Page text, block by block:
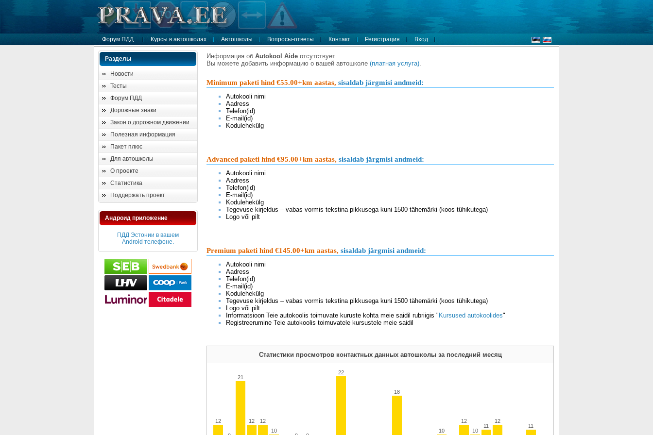
Форум ПДД Курсы в автошколах Автошколы Вопросы-ответы Контакт Регистрация Вход
Разделы
Новости
Тесты
Форум ПДД
Дорожные знаки
Закон о дорожном движении
Полезная информация
Пакет плюс
Для автошколы
О проекте
Статистика
Поддержать проект
Андроид приложение
ПДД Эстонии в вашем
Android телефоне.
Информация об Autokool Aide отсутствует.
Вы можете добавить информацию о вашей автошколе (платная услуга).
Minimum paketi hind €55.00+km aastas, sisaldab järgmisi andmeid:
Autokooli nimi
Aadress
Telefon(id)
E-mail(id)
Kodulehekülg
Advanced paketi hind €95.00+km aastas, sisaldab järgmisi andmeid:
Autokooli nimi
Aadress
Telefon(id)
E-mail(id)
Kodulehekülg
Tegevuse kirjeldus – vabas vormis tekstina pikkusega kuni 1500 tähemärki (koos tühikutega)
Logo või pilt
Premium paketi hind €145.00+km aastas, sisaldab järgmisi andmeid:
Autokooli nimi
Aadress
Telefon(id)
E-mail(id)
Kodulehekülg
Tegevuse kirjeldus – vabas vormis tekstina pikkusega kuni 1500 tähemärki (koos tühikutega)
Logo või pilt
Informatsioon Teie autokoolis toimuvate kuruste kohta meie saidil rubriigis " Kursused autokoolides"
Registreerumine Teie autokoolis toimuvatele kursustele meie saidil
Статистики просмотров контактных данных автошколы за последний месяц
12
21
12
12
10
22
18
10
12
10
11
12
11